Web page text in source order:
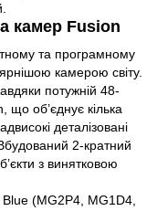
камер Fusion
та програмному
камерою світу.
потужній 48-
що об’єднує кілька
деталізовані
2-кратний
з винятковою